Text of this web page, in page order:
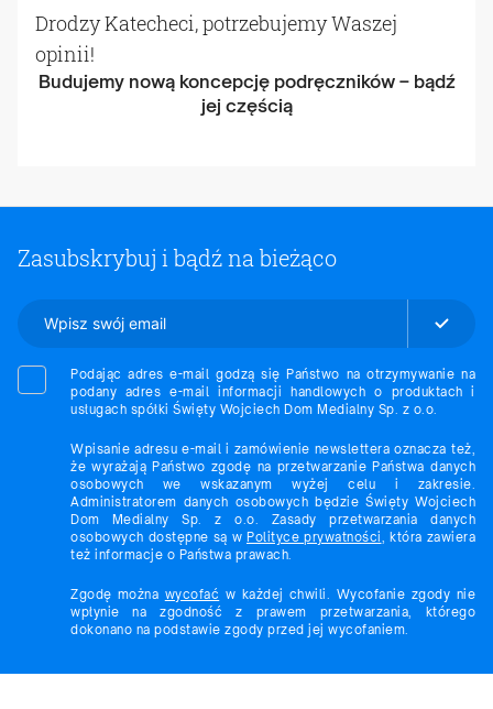
Drodzy Katecheci, potrzebujemy Waszej
opinii!
Budujemy nową koncepcję podręczników – bądź
jej częścią
Zasubskrybuj i bądź na bieżąco
Podając adres e-mail godzą się Państwo na otrzymywanie na
podany adres e-mail informacji handlowych o produktach i
usługach spółki Święty Wojciech Dom Medialny Sp. z o.o.
Wpisanie adresu e-mail i zamówienie newslettera oznacza też,
że wyrażają Państwo zgodę na przetwarzanie Państwa danych
osobowych we wskazanym wyżej celu i zakresie.
Administratorem danych osobowych będzie Święty Wojciech
Dom Medialny Sp. z o.o. Zasady przetwarzania danych
osobowych dostępne są w Polityce prywatności, która zawiera
też informacje o Państwa prawach.
Zgodę można wycofać w każdej chwili. Wycofanie zgody nie
wpłynie na zgodność z prawem przetwarzania, którego
dokonano na podstawie zgody przed jej wycofaniem.